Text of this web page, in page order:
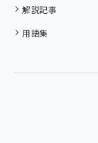
解説記事
用語集